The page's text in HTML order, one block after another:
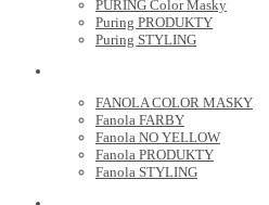
PURING Color Masky
Puring PRODUKTY
Puring STYLING
FANOLA COLOR MASKY
Fanola FARBY
Fanola NO YELLOW
Fanola PRODUKTY
Fanola STYLING